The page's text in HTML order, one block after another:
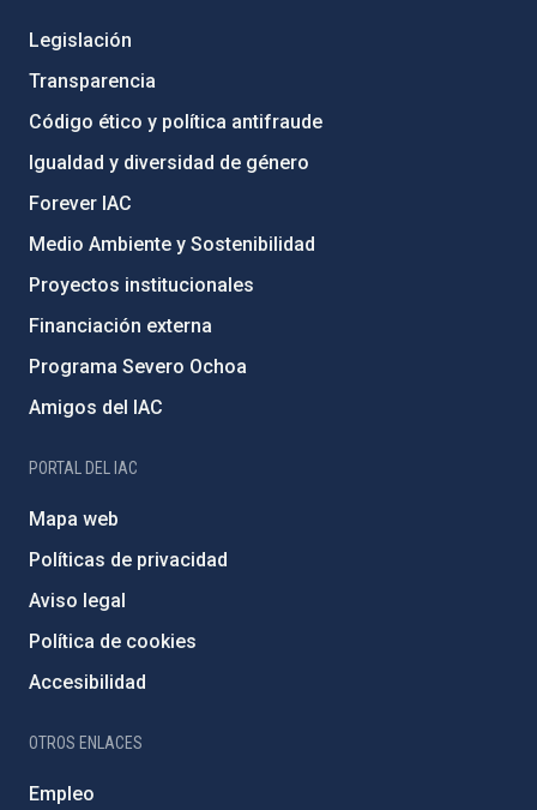
Legislación
Transparencia
Código ético y política antifraude
Igualdad y diversidad de género
Forever IAC
Medio Ambiente y Sostenibilidad
Proyectos institucionales
Financiación externa
Programa Severo Ochoa
Amigos del IAC
PORTAL DEL IAC
Mapa web
Políticas de privacidad
Aviso legal
Política de cookies
Accesibilidad
OTROS ENLACES
Empleo